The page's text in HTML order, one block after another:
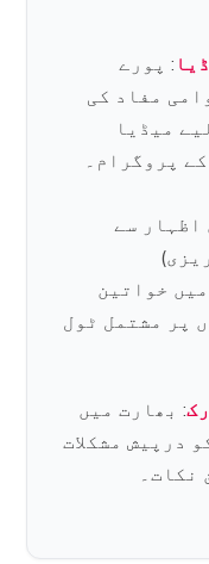
: پورے
مفاد کی
میڈیا
پروگرام۔
اظہار سے
خواتین
پر مشتمل ٹول
: بھارت میں
درپیش مشکلات
نکات۔